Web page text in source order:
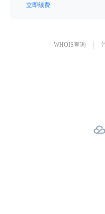
立即续费
WHOIS查询